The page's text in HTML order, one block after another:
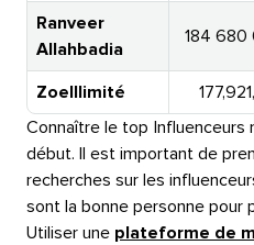
Ranveer
Allahbadia​​
184 680
ZoeIllimité​​
Connaître le top​​ Influenceurs
début. Il est important de
recherches sur les
sont la bonne personne pour
Utiliser une plateforme de